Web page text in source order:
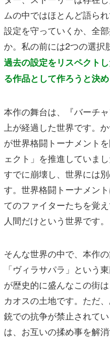
ムの中ではほとんど語ら
設定を守っていくか、全
か。私の前には2つの選択
過去の設定をリスペクト
る作品として作ろうと決め
本作の舞台は、『バーチ
上が経過した世界です。
が世界格闘トーナメント
ェクト」を推進していま
すでに崩壊し、世界には
す。世界格闘トーナメン
てのファイターたちを覚
人間だけという世界です。
そんな世界の中で、本作
「ヴィラサパラ」という
が歴史的に盛んなこの街
カオスの土地です。ただ
銃での抗争が禁止されて
は、お互いの揉め事を解